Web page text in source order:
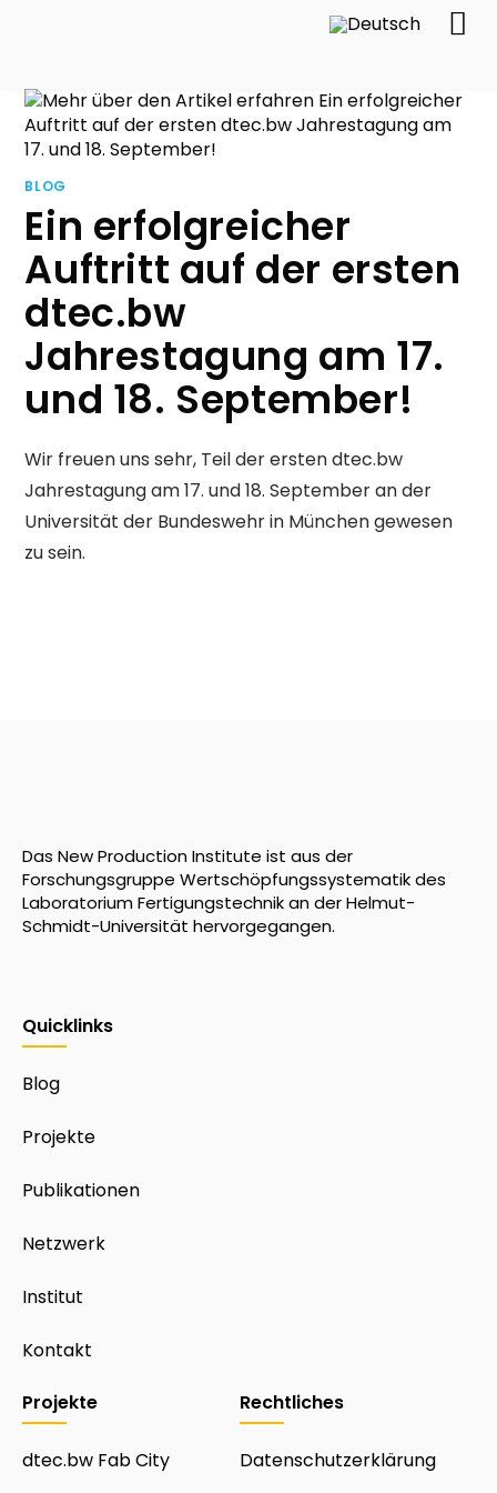
BLOG
Ein erfolgreicher
Auftritt auf der ersten
dtec.bw
Jahrestagung am 17.
und 18. September!
Wir freuen uns sehr, Teil der ersten dtec.bw
Jahrestagung am 17. und 18. September an der
Universität der Bundeswehr in München gewesen
zu sein.
Das New Production Institute ist aus der
Forschungsgruppe Wertschöpfungssystematik des
Laboratorium Fertigungstechnik an der Helmut-
Schmidt-Universität hervorgegangen.
Quicklinks
Blog
Projekte
Publikationen
Netzwerk
Institut
Kontakt
Projekte
dtec.bw Fab City
Rechtliches
Datenschutzerklärung